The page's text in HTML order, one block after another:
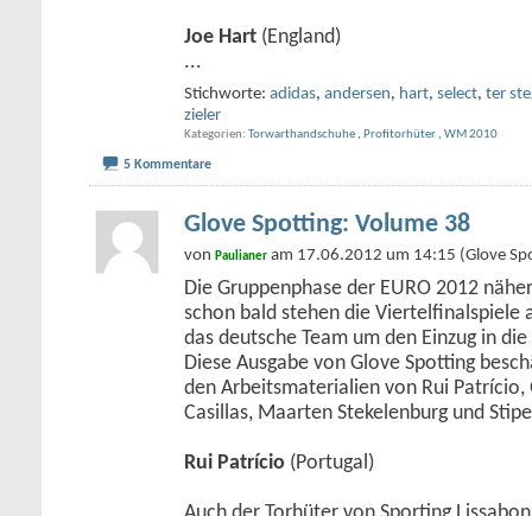
Joe Hart (England)
...
Stichworte: adidas, andersen, hart, select, ter
zieler
Kategorien Torwarthandschuhe , Profitorhüter , WM 2010
5 Kommentare
Glove Spotting: Volume 38
von Paulianer am 17.06.2012 um 14:15 (Glove
Die Gruppenphase der EURO 2012
schon bald stehen die Viertelfinalspiele
das deutsche Team um den Einzug in
Diese Ausgabe von Glove Spotting
den Arbeitsmaterialien von Rui Patrício,
Casillas, Maarten Stekelenburg und
Rui Patrício (Portugal)